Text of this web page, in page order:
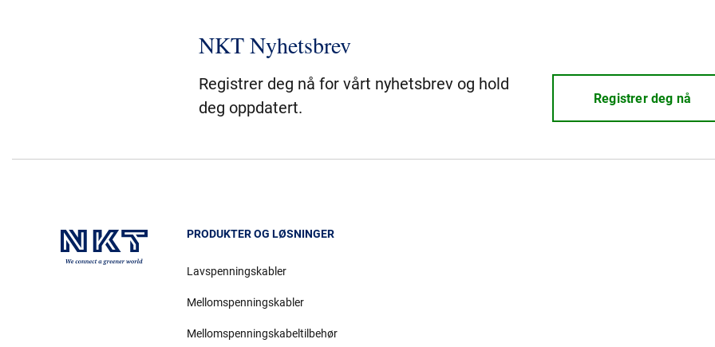
NKT Nyhetsbrev
Registrer deg nå for vårt nyhetsbrev og hold
deg oppdatert.
Registrer deg nå
PRODUKTER OG LØSNINGER
Lavspenningskabler
Mellomspenningskabler
Mellomspenningskabeltilbehør